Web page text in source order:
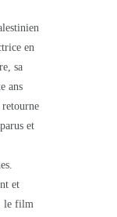
en
sa
ans
et
et
le film